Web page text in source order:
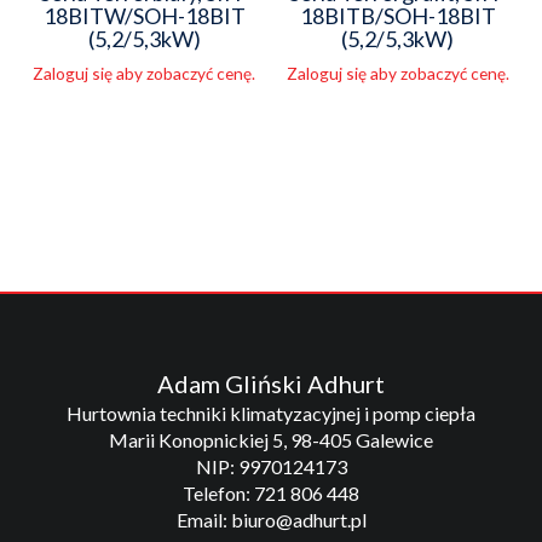
18BITW/SOH-18BIT
(5,2/5,3kW)
Zaloguj się aby zobaczyć cenę.
18BITB/SOH-18BIT
(5,2/5,3kW)
Zaloguj się aby zobaczyć cenę.
Adam Gliński Adhurt
Hurtownia techniki klimatyzacyjnej i pomp ciepła
Marii Konopnickiej 5, 98-405 Galewice
NIP: 9970124173
Telefon: 721 806 448
Email: biuro@adhurt.pl